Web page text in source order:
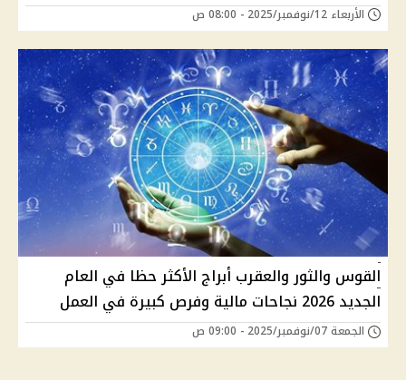
الأربعاء 12/نوفمبر/2025 - 08:00 ص
القوس والثور والعقرب أبراج الأكثر حظا في العام
الجديد 2026 نجاحات مالية وفرص كبيرة في العمل
الجمعة 07/نوفمبر/2025 - 09:00 ص